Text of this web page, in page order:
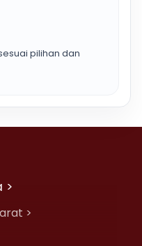
pilihan dan
>
>